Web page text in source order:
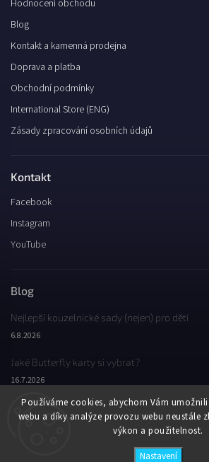
Používáme cookies, abychom Vám
webu a díky analýze provozu webu neustále
výkon a použitelnost.
Nastavení
Hodnocení obchodu
Blog
Kontakt a kamenná prodejna
Doprava a platba
Obchodní podmínky
International Store (ENG)
Zásady zpracování osobních údajů
Kontakt
Facebook
Instagram
YouTube
Blog
Nejlepší kouzelnické sady (nejen) pro děti
6.8.2026
Jaké Butterfly karty si vybrat?
16.7.2026
Jaký byl Butterfly Wondercon 2025?